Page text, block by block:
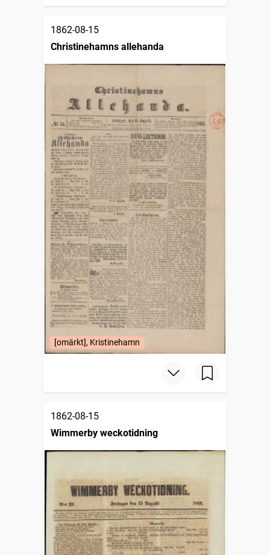
1862-08-15
Christinehamns allehanda
[omärkt], Kristinehamn
1862-08-15
Wimmerby weckotidning